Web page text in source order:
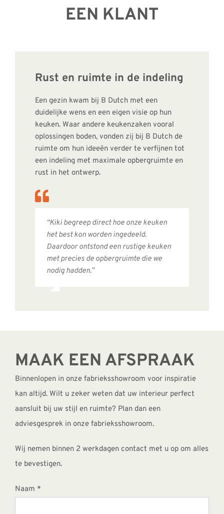
EEN KLANT
Rust en ruimte in de indeling
Een gezin kwam bij B Dutch met een
duidelijke wens en een eigen visie op hun
keuken. Waar andere keukenzaken vooral
oplossingen boden, vonden zij bij B Dutch de
ruimte om hun ideeën verder te verfijnen tot
een indeling met maximale opbergruimte en
rust in het ontwerp.
“Kiki begreep direct hoe onze keuken
het best kon worden ingedeeld.
Daardoor ontstond een rustige keuken
met precies de opbergruimte die we
nodig hadden.”
MAAK EEN AFSPRAAK
Binnenlopen in onze fabrieksshowroom voor inspiratie
kan altijd. Wilt u zeker weten dat uw interieur perfect
aansluit bij uw stijl en ruimte? Plan dan een
adviesgesprek in onze fabrieksshowroom.
Wij nemen binnen 2 werkdagen contact met u op om alles
te bevestigen.
Naam *